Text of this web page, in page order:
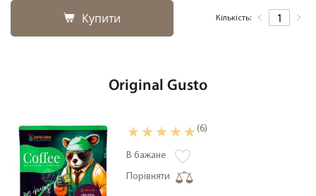
Купити Кількість:
Original Gusto
(6)
В бажане
Порівняти